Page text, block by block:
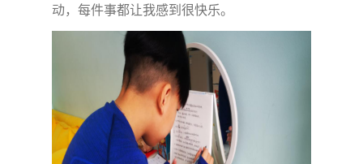
动，每件事都让我感到很快乐。